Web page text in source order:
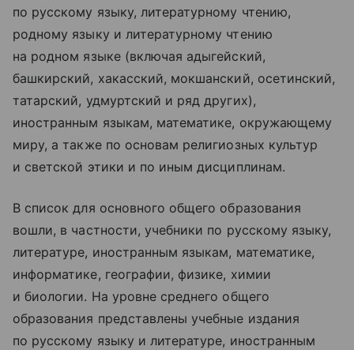
по русскому языку, литературному чтению,
родному языку и литературному чтению
на родном языке (включая адыгейский,
башкирский, хакасский, мокшанский, осетинский,
татарский, удмуртский и ряд других),
иностранным языкам, математике, окружающему
миру, а также по основам религиозных культур
и светской этики и по иным дисциплинам.
В список для основного общего образования
вошли, в частности, учебники по русскому языку,
литературе, иностранным языкам, математике,
информатике, географии, физике, химии
и биологии. На уровне среднего общего
образования представлены учебные издания
по русскому языку и литературе, иностранным